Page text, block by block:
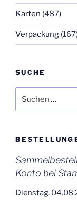
Karten (487)
Verpackung
SUCHE
nach:
Konto bei
Dienstag,